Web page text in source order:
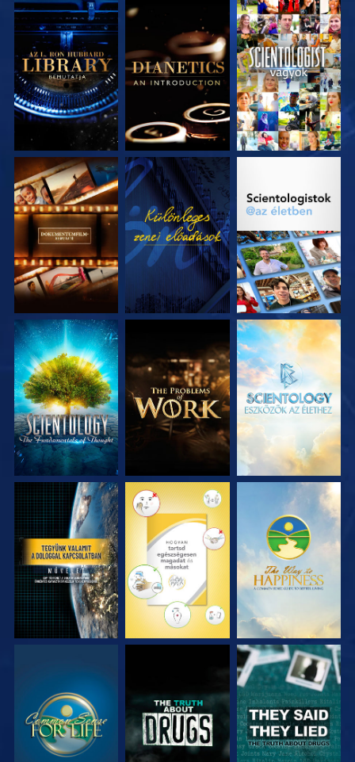
A SOROZAT
RÉSZEI
A SOROZAT
RÉSZEI
MŰSORNÉZÉS
A SOROZAT
RÉSZEI
MŰSORNÉZÉS
A SOROZAT
A SOROZAT
RÉSZEI
A SOROZAT
RÉSZEI
A SOROZAT
RÉSZEI
MŰSORNÉZÉS MŰSORNÉZÉS MŰSORNÉZÉS
MŰSORNÉZÉS MŰSORNÉZÉS MŰSORNÉZÉS